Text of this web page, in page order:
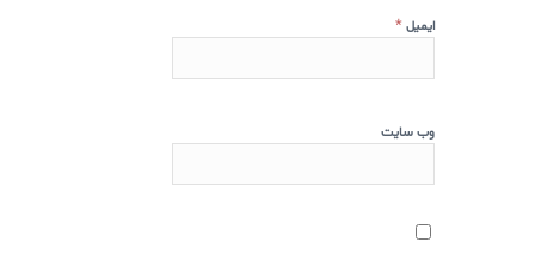
ایمیل *
وب‌ سایت